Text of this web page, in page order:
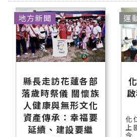
縣長走訪花蓮各部
落歲時祭儀 關懷族
人健康與無形文化
資產傳承：幸福要
延續、建設要繼
地方新聞
化
上
運